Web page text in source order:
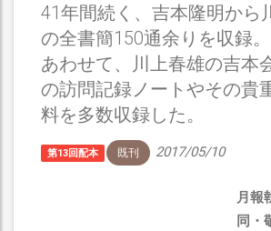
41年間続く、吉本隆明から
の全書簡150通余りを収録。
あわせて、川上春雄の吉本
の訪問記録ノートやその貴
料を多数収録した。
第13回配本 既刊 2017/05/10
月報
同・